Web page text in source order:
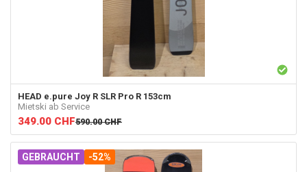
HEAD e.pure Joy R SLR Pro R 153cm
Mietski ab Service
349.00 CHF590.00 CHF
GEBRAUCHT -52%